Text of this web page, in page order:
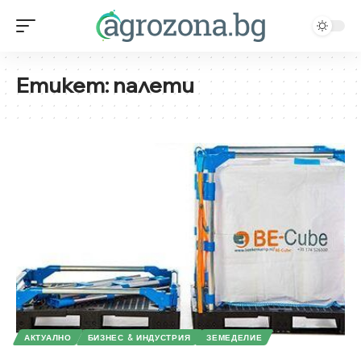
Етикет:палети
АКТУАЛНО БИЗНЕС & ИНДУСТРИЯ ЗЕМЕДЕЛИЕ